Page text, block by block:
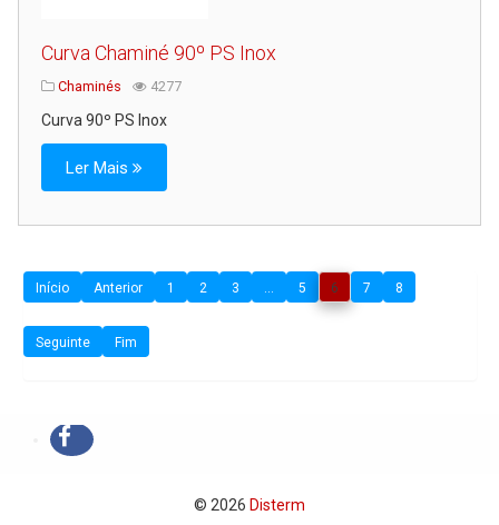
Curva Chaminé 90º PS Inox
Chaminés 4277
Curva 90º PS Inox
Ler Mais
Início Anterior 1 2 3 ... 5 6 7 8
Seguinte Fim
© 2026 Disterm